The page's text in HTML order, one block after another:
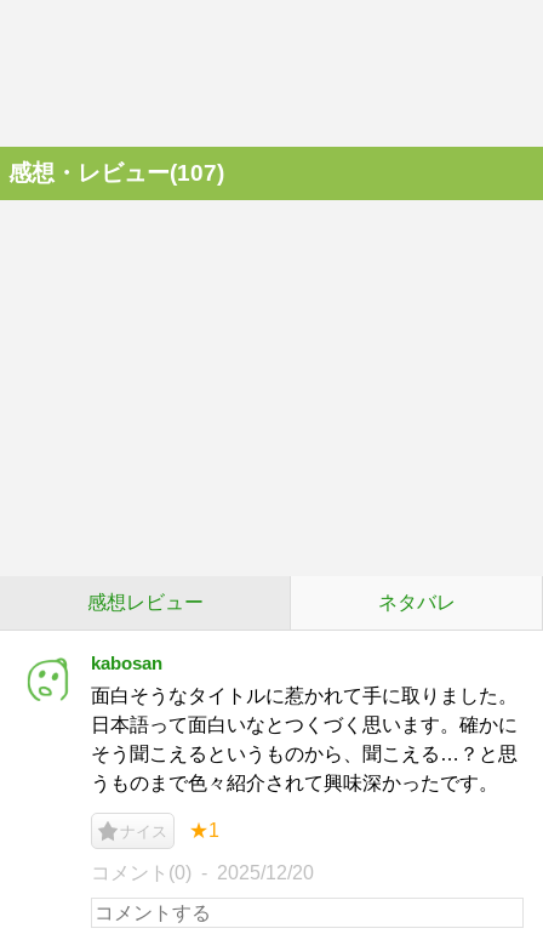
感想・レビュー(107)
感想レビュー ネタバレ
kabosan
面白そうなタイトルに惹かれて手に取りました。
日本語って面白いなとつくづく思います。確かに
そう聞こえるというものから、聞こえる…？と思
うものまで色々紹介されて興味深かったです。
ナイス ★1
コメント(0) 2025/12/20